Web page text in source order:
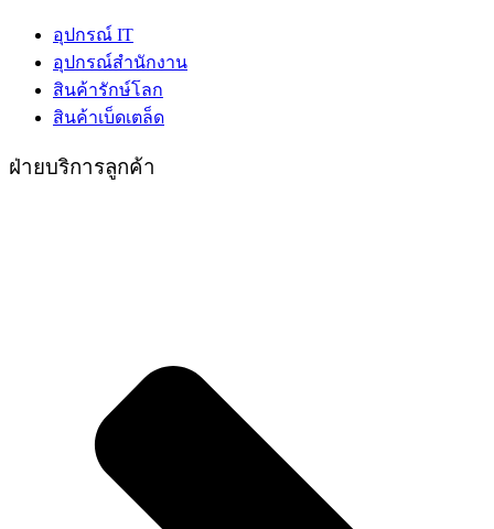
อุปกรณ์ IT
อุปกรณ์สำนักงาน
สินค้ารักษ์โลก
สินค้าเบ็ดเตล็ด
ฝ่ายบริการลูกค้า